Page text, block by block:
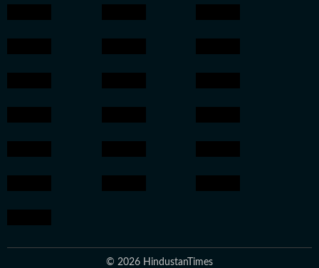
© 2026 HindustanTimes